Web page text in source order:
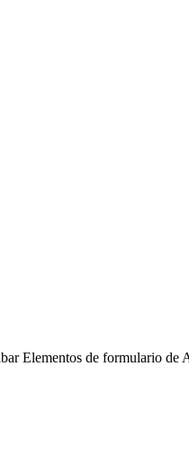
Elementos de formulario